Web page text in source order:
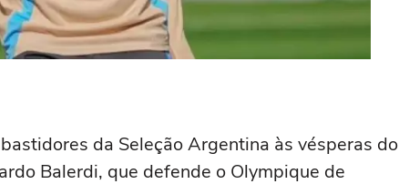
da Seleção Argentina às vésperas do
Balerdi, que defende o Olympique de